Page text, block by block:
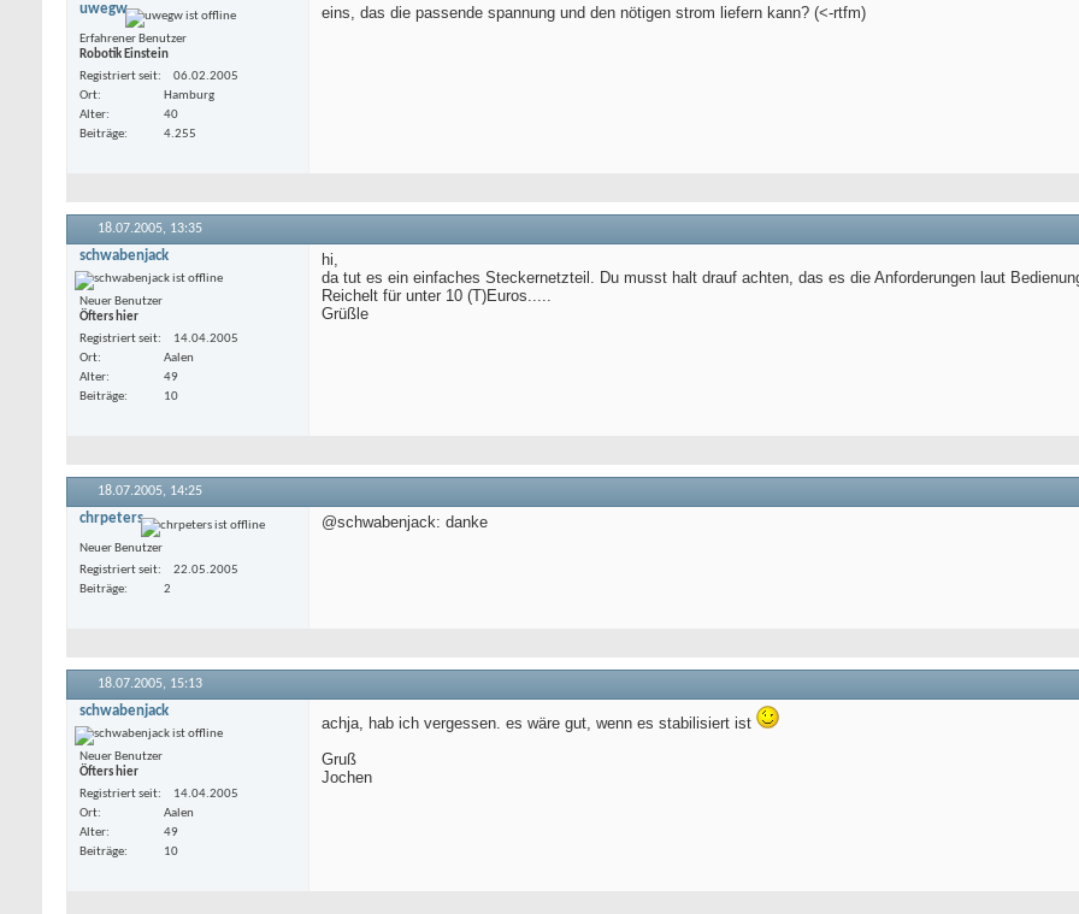
uwegw
Erfahrener Benutzer
Robotik Einstein
Registriert seit
06.02.2005
Ort
Hamburg
Alter
40
Beiträge
4.255
eins, das die passende spannung und den nötigen strom liefern kann? (<-rtfm)
18.07.2005, 13:35
schwabenjack
Neuer Benutzer
Öfters hier
Registriert seit
14.04.2005
Ort
Aalen
Alter
49
Beiträge
10
hi,
da tut es ein einfaches Steckernetzteil. Du musst halt drauf achten, das es die Anforderungen laut
Reichelt für unter 10 (T)Euros.....
Grüßle
18.07.2005, 14:25
chrpeters
Neuer Benutzer
Registriert seit
22.05.2005
Beiträge
2
@schwabenjack: danke
18.07.2005, 15:13
schwabenjack
Neuer Benutzer
Öfters hier
Registriert seit
14.04.2005
Ort
Aalen
Alter
49
Beiträge
10
achja, hab ich vergessen. es wäre gut, wenn es stabilisiert ist
Gruß
Jochen